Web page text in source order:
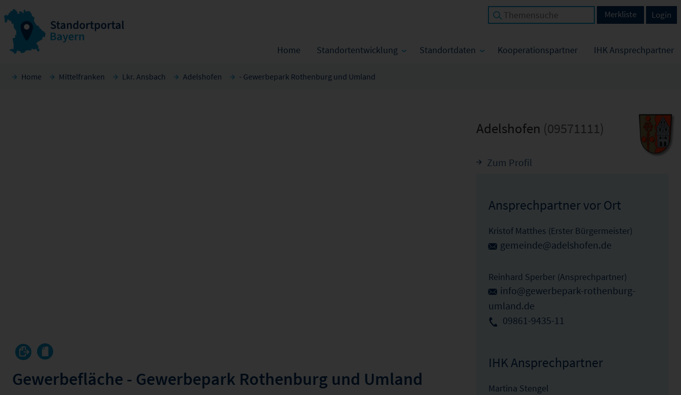
Home Standortentwicklung Standortdaten Kooperationspartner IHK Ansprechpartner
Login
Merkliste
Home Mittelfranken Lkr. Ansbach Adelshofen - Gewerbepark Rothenburg und Umland
Gewerbefläche - Gewerbepark Rothenburg und Umland
Adelshofen (09571111)
Zum Profil
Ansprechpartner vor Ort
Kristof Matthes (Erster Bürgermeister)
gemeinde@adelshofen.de
Reinhard Sperber (Ansprechpartner)
info@gewerbepark-rothenburg-
umland.de
09861-9435-11
IHK Ansprechpartner
Martina Stengel